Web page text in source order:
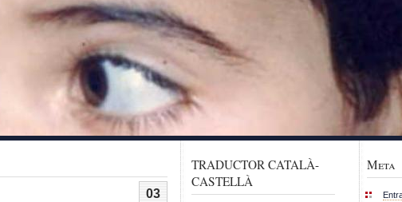
03
TRADUCTOR CATALÀ-
CASTELLÀ
Meta